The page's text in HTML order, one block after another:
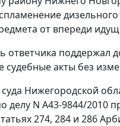
от впереди
ответчика
акты без
Нижегородской
делу N А43-9844/
274, 284 и 286